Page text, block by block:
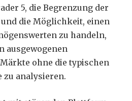
5, die Begrenzung der
die Möglichkeit, einen
zu handeln,
ausgewogenen
ohne die typischen
zu analysieren.